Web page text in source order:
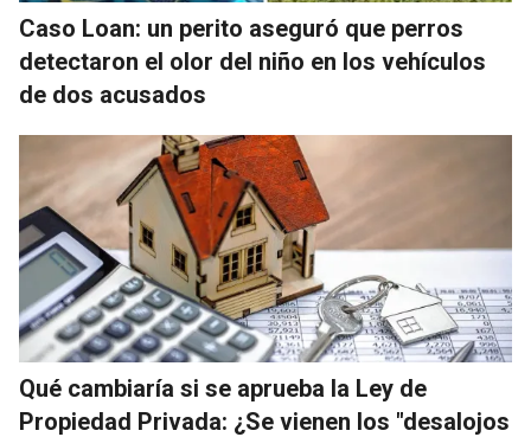
Caso Loan: un perito aseguró que perros
detectaron el olor del niño en los vehículos
de dos acusados
Qué cambiaría si se aprueba la Ley de
Propiedad Privada: ¿Se vienen los "desalojos